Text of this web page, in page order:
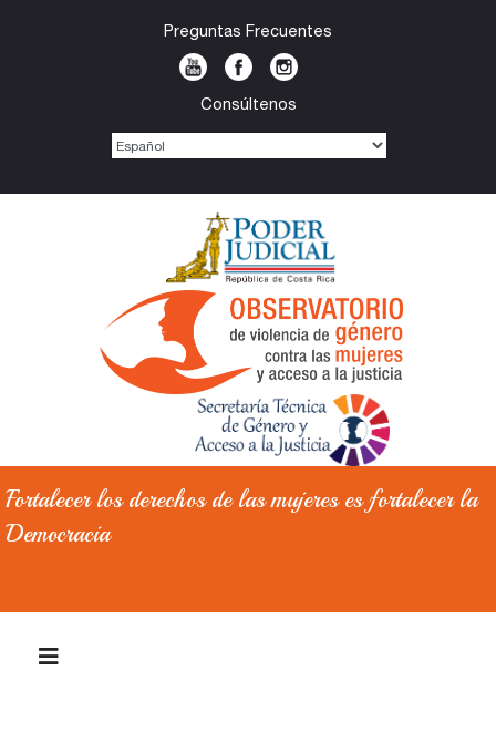
Preguntas Frecuentes
Consúltenos
Fortalecer los derechos de las mujeres es fortalecer la
Democracia